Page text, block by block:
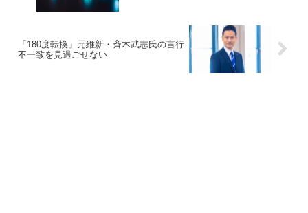
「180度転換」元維新・斉木武志氏の言行
不一致を見過ごせない